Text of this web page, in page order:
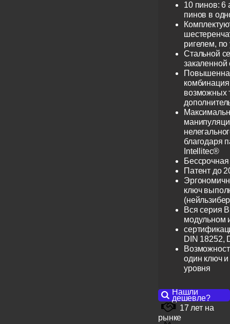
10 пинов: 6
пинов в
ригелем,
Стальной
закаленной
возможных
благодаря
Intellitec®
Патент до
ключ
Вся серия
модульном
DIN 18252,
один ключ и
уровня
Нашли
дешевле?
17 лет на
рынке